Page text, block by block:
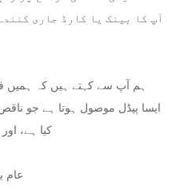
آپ کا بینک یا کارڈ جاری
ہم آپ سے کہتے ہیں کہ ہمیں
ایسا پیڈل موصول ہوتا ہے جو
کیا ہے،
عام